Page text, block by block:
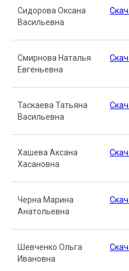
Сидорова Оксана
Васильевна
Смирнова Наталья
Евгеньевна
Таскаева Татьяна
Васильевна
Хашева Аксана
Хасановна
Черна Марина
Анатольевна
Шевченко Ольга
Ивановна